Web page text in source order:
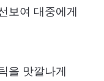
보여 대중에게
을 맛깔나게